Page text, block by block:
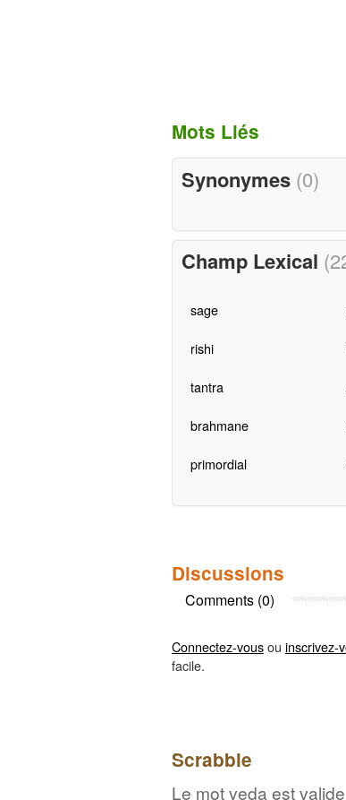
Mots Liés
Synonymes (0)
Champ Lexical
sage
rishi
tantra
brahmane
primordial
Discussions
Comments (0)
Connectez-vousou inscrivez-
facile.
Scrabble
Le mot veda est